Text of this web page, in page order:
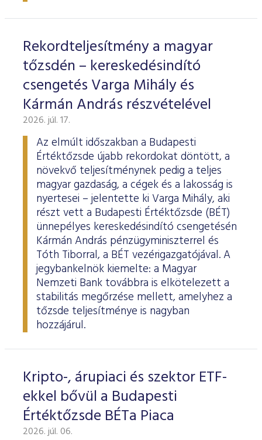
Rekordteljesítmény a magyar
tőzsdén – kereskedésindító
csengetés Varga Mihály és
Kármán András részvételével
2026. júl. 17.
Az elmúlt időszakban a Budapesti
Értéktőzsde újabb rekordokat döntött, a
növekvő teljesítménynek pedig a teljes
magyar gazdaság, a cégek és a lakosság is
nyertesei – jelentette ki Varga Mihály, aki
részt vett a Budapesti Értéktőzsde (BÉT)
ünnepélyes kereskedésindító csengetésén
Kármán András pénzügyminiszterrel és
Tóth Tiborral, a BÉT vezérigazgatójával. A
jegybankelnök kiemelte: a Magyar
Nemzeti Bank továbbra is elkötelezett a
stabilitás megőrzése mellett, amelyhez a
tőzsde teljesítménye is nagyban
hozzájárul.
Kripto-, árupiaci és szektor ETF-
ekkel bővül a Budapesti
Értéktőzsde BÉTa Piaca
2026. júl. 06.